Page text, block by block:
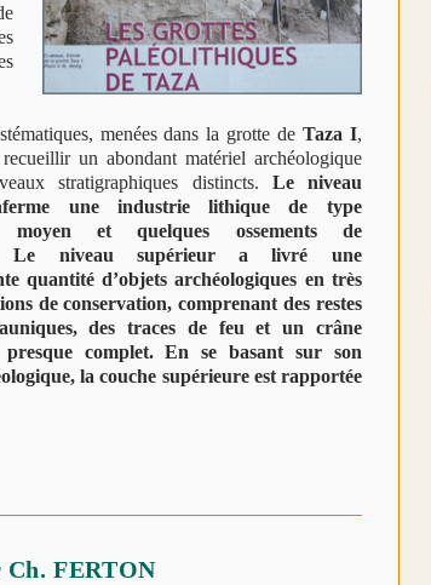
menées dans la grotte de Taza I,
un abondant matériel archéologique
stratigraphiques distincts. Le niveau
une industrie lithique de type
moyen et quelques ossements de
Le niveau supérieur a livré une
quantité d’objets archéologiques en très
de conservation,comprenant des restes
des traces de feu et un crâne
presque complet. En se basant sur son
la couche supérieure est rapportée
FERTON